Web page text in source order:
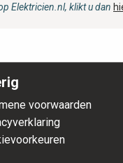
Elektricien.nl, klikt u dan
voorwaarden